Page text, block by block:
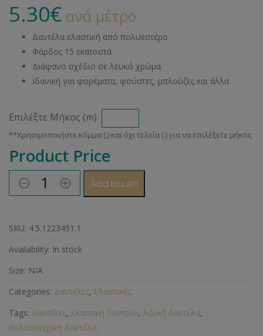
5.30€ ανά μέτρο
Δαντέλα ελαστική από πολυεστέρα
Φάρδος 15 εκατοστά
Διάφανο σχέδιο σε λευκό χρώμα
Ιδανική για φορέματα, φούστες, μπλούζες και άλλα
Επιλέξτε Μήκος (m)
Product Price
Add to cart
SKU: 4.5.1223451.1
Availability: In stock
Size: N/A
Categories: Δαντέλες, Ελαστικές.
Tags: δαντέλες, ελαστική δαντέλα, λευκή δαντέλα,
πολυεστερική δαντέλα.